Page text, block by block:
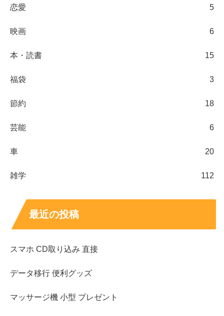
恋愛 5
映画 6
本・読書 15
福袋 3
節約 18
芸能 6
車 20
雑学 112
最近の投稿
スマホ CD取り込み 直接
データ移行 便利グッズ
マッサージ機 小型 プレゼント